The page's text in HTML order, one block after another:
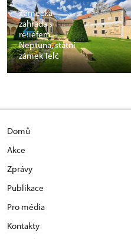
Zámecká
zahrada s
reliéfem
Neptuna, státní
zámek Telč
Domů
Akce
Zprávy
Publikace
Pro média
Kontakty